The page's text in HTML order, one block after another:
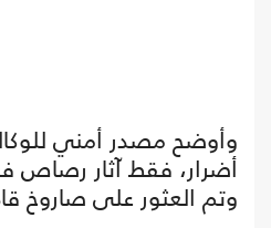
وأوضح مصدر أمني
أضرار، فقط آثار رصاص
وتم العثور على صاروخ